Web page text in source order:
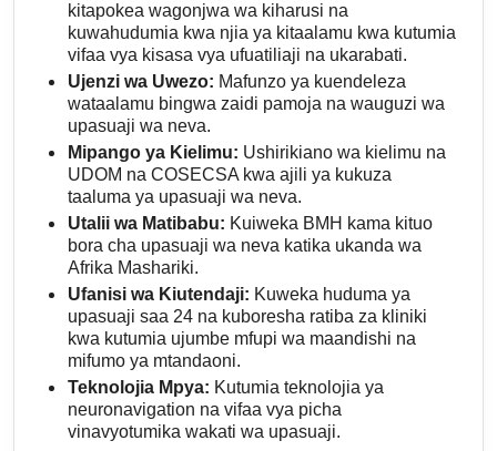
kitapokea wagonjwa wa kiharusi na
kuwahudumia kwa njia ya kitaalamu kwa kutumia
vifaa vya kisasa vya ufuatiliaji na ukarabati.
Ujenzi wa Uwezo: Mafunzo ya kuendeleza
wataalamu bingwa zaidi pamoja na wauguzi wa
upasuaji wa neva.
Mipango ya Kielimu: Ushirikiano wa kielimu na
UDOM na COSECSA kwa ajili ya kukuza
taaluma ya upasuaji wa neva.
Utalii wa Matibabu: Kuiweka BMH kama kituo
bora cha upasuaji wa neva katika ukanda wa
Afrika Mashariki.
Ufanisi wa Kiutendaji: Kuweka huduma ya
upasuaji saa 24 na kuboresha ratiba za kliniki
kwa kutumia ujumbe mfupi wa maandishi na
mifumo ya mtandaoni.
Teknolojia Mpya: Kutumia teknolojia ya
neuronavigation na vifaa vya picha
vinavyotumika wakati wa upasuaji.